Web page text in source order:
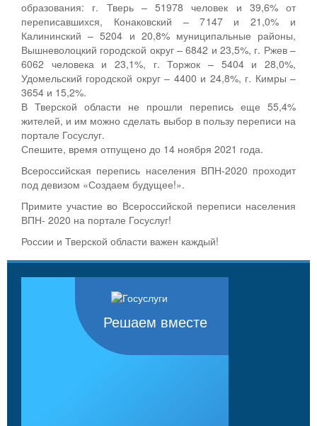
образования: г. Тверь – 51978 человек и 39,6% от
переписавшихся, Конаковский – 7147 и 21,0% и
Калининский – 5204 и 20,8% муниципальные районы,
Вышневолоцкий городской округ – 6842 и 23,5%, г. Ржев –
6062 человека и 23,1%, г. Торжок – 5404 и 28,0%,
Удомельский городской округ – 4400 и 24,8%, г. Кимры –
3654 и 15,2%.
В Тверской области не прошли перепись еще 55,4%
жителей, и им можно сделать выбор в пользу переписи на
портале Госуслуг.
Спешите, время отпущено до 14 ноября 2021 года.
Всероссийская перепись населения ВПН-2020 проходит
под девизом «Создаем будущее!».
Примите участие во Всероссийской переписи населения
ВПН- 2020 на портале Госуслуг!
России и Тверской области важен каждый!
Решаем вместе